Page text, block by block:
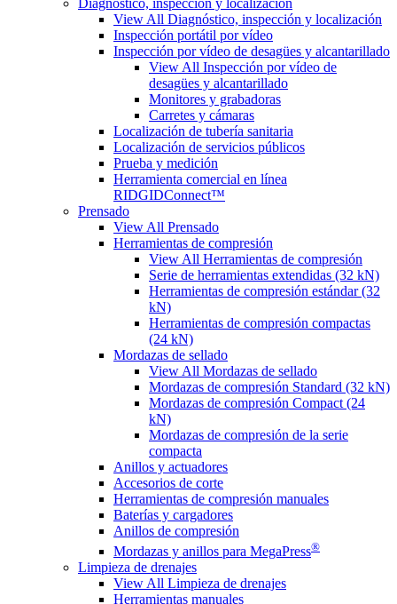
Diagnóstico, inspección y localización
View All Diagnóstico, inspección y localización
Inspección portátil por vídeo
Inspección por vídeo de desagües y alcantarillado
View All Inspección por vídeo de
desagües y alcantarillado
Monitores y grabadoras
Carretes y cámaras
Localización de tubería sanitaria
Localización de servicios públicos
Prueba y medición
Herramienta comercial en línea
RIDGIDConnect™
Prensado
View All Prensado
Herramientas de compresión
View All Herramientas de compresión
Serie de herramientas extendidas (32 kN)
Herramientas de compresión estándar (32
kN)
Herramientas de compresión compactas
(24 kN)
Mordazas de sellado
View All Mordazas de sellado
Mordazas de compresión Standard (32 kN)
Mordazas de compresión Compact (24
kN)
Mordazas de compresión de la serie
compacta
Anillos y actuadores
Accesorios de corte
Herramientas de compresión manuales
Baterías y cargadores
Anillos de compresión
Mordazas y anillos para MegaPress®
Limpieza de drenajes
View All Limpieza de drenajes
Herramientas manuales